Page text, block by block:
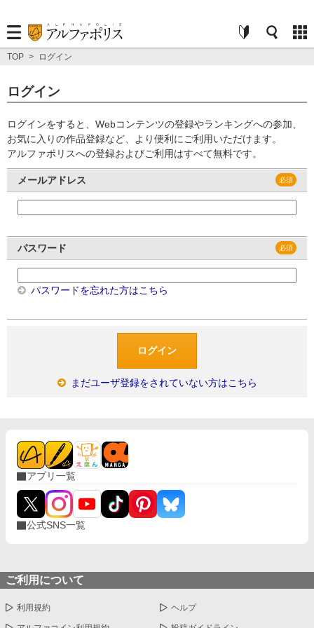
TOP > ログイン
ログイン
ログインをすると、Webコンテンツの登録やランキングへの参加、
お気に入りの作品登録など、より便利にご利用いただけます。
アルファポリスへの登録およびご利用はすべて無料です。
メールアドレス
パスワード
パスワードを忘れた方はこちら
まだユーザ登録をされていない方はこちら
アプリ一覧
公式SNS一覧
ご利用について
利用規約 ヘルプ